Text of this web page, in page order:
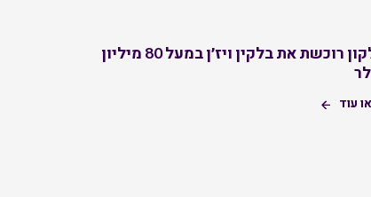
אלקון רוכשת את בלקין ויז׳ן במעל 80 מיליון
עוד